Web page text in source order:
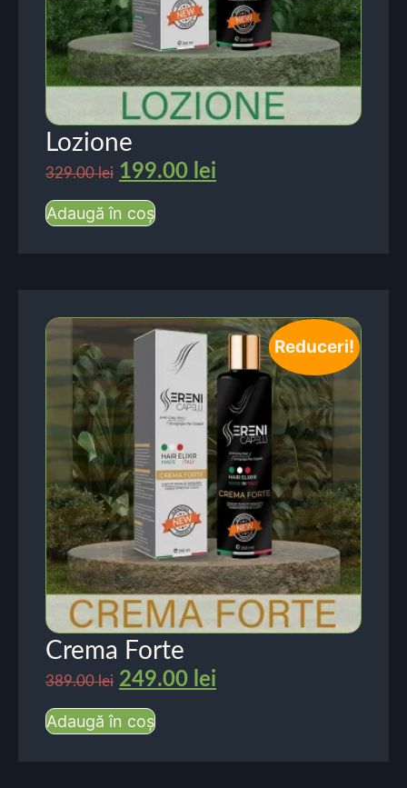
Lozione
329.00lei 199.00 lei
Adaugă în coș
Reduceri!
Crema Forte
389.00lei 249.00 lei
Adaugă în coș